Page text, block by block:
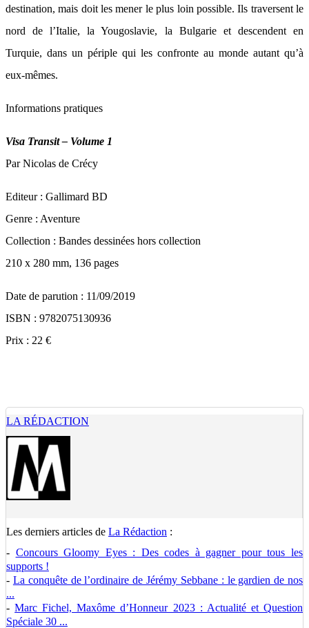
destination, mais doit les mener le plus loin possible. Ils traversent le
nord de l’Italie, la Yougoslavie, la Bulgarie et descendent en
Turquie, dans un périple qui les confronte au monde autant qu’à
eux-mêmes.
Informations pratiques
Visa Transit – Volume 1
Par Nicolas de Crécy
Editeur : Gallimard BD
Genre : Aventure
Collection : Bandes dessinées hors collection
210 x 280 mm, 136 pages
Date de parution : 11/09/2019
ISBN : 9782075130936
Prix : 22 €
LA RÉDACTION
Les derniers articles de La Rédaction :
- Concours Gloomy Eyes : Des codes à gagner pour tous les
supports !
- La conquête de l’ordinaire de Jérémy Sebbane : le gardien de nos
...
-Marc Fichel, Maxôme d’Honneur 2023 : Actualité et Question
Spéciale 30 ...